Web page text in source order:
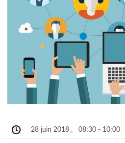
28 juin 2018 , 08:30 - 10:00